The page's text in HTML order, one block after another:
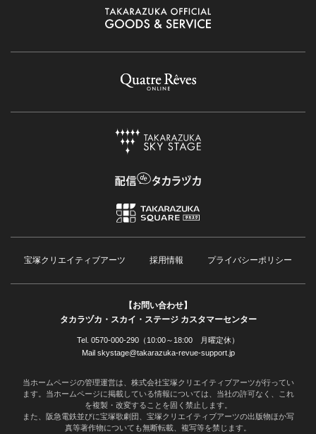
宝塚クリエイティブアーツ 採用情報 プライバシーポリシー
【お問い合わせ】
タカラヅカ・スカイ・ステージ カスタマーセンター
Tel. 0570-000-290（10:00～18:00 月曜定休）
Mail skystage@takarazuka-revue-support.jp
当ホームページの管理運営は、株式会社宝塚クリエイティブアーツが行ってい
ます。当ホームページに掲載している情報については、当社の許可なく、これ
を複製・改変することを固く禁止します。
また、阪急電鉄並びに宝塚歌劇団、宝塚クリエイティブアーツの出版物ほか写
真等著作物についても無断転載、複写等を禁じます。